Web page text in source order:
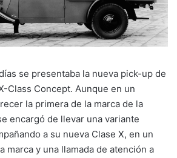
se presentaba la nueva pick-up de
Class Concept. Aunque en un
la primera de la marca de la
encargó de llevar una variante
a su nueva Clase X, en un
marca y una llamada de atención a